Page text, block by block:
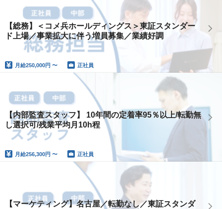
【総務】＜コメ兵ホールディングス＞東証スタンダー
ド上場／事業拡大に伴う増員募集／業績好調
月給250,000円 〜 正社員
【内部監査スタッフ】 10年間の定着率95％以上/転勤無
し選択可/残業平均月10h程
月給256,300円 〜 正社員
【マーケティング】名古屋／転勤なし／東証スタンダ